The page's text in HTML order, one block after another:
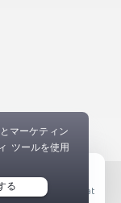
写、無断複Live Chat